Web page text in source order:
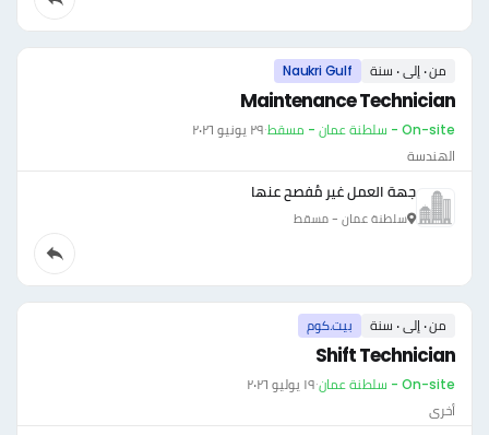
من ٠ إلى ٠ سنة Naukri Gulf
Maintenance Technician
On-site - سلطنة عمان - مسقط ·٢٩ يونيو ٢٠٢٦
الهندسة
جهة العمل غير مُفصح عنها
سلطنة عمان - مسقط
من ٠ إلى ٠ سنة بيت.كوم
Shift Technician
On-site - سلطنة عمان ·١٩ يوليو ٢٠٢٦
أخرى